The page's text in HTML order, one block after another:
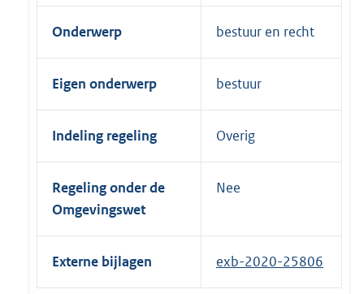
Onderwerp bestuur en recht
Eigen onderwerp bestuur
Indeling regeling Overig
Regeling onder de
Omgevingswet
Nee
Externe bijlagen exb-2020-25806